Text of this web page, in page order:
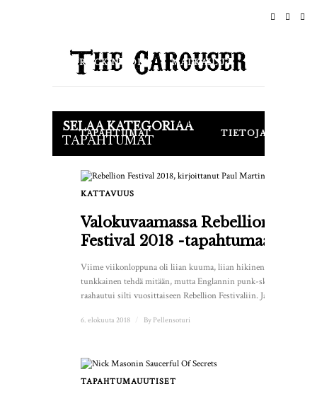
ROCK N ROLL MATKAILU
TAPAHTUMAT
Kauppa
TIETOJA
SELAA KATEGORIAA
TAPAHTUMAT
KATTAVUUS
Valokuvaamassa Rebellion
Festival 2018 -tapahtumaa
Viime viikonloppuna oli liian kuuma, liian hikinen ja liian
tunkkainen tehdä mitään, mutta Englannin punk-skene
raahautui silti vuosittaiseen Rebellion Festivaliin. Ja...
6. elokuuta 2018 By Pellensoturi
TAPAHTUMAUUTISET